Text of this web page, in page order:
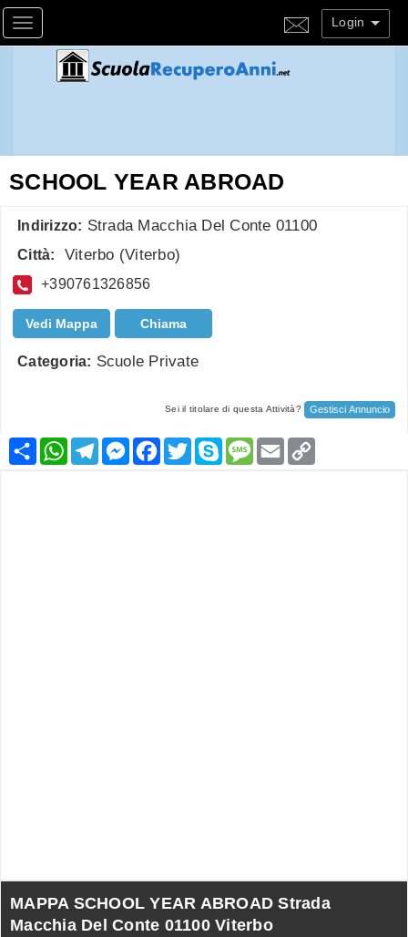
Toggle navigation Login
SCHOOL YEAR ABROAD
Indirizzo: Strada Macchia Del Conte 01100
Città: Viterbo (Viterbo)
+390761326856
Vedi Mappa Chiama
Categoria: Scuole Private
Sei il titolare di questa Attività? Gestisci Annuncio
CondividiWhatsApp
TelegramMessenger
Facebook
TwitterSkypeMessage
Email
MAPPA SCHOOL YEAR ABROAD Strada
Macchia Del Conte 01100 Viterbo